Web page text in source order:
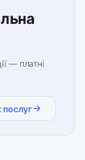
— платні
послуг